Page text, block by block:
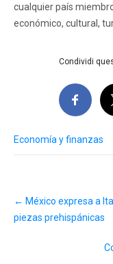
cualquier país
económico, cultural,
Condividi
Economía y finanzas
navigation
← México expresa a
piezas prehispánicas